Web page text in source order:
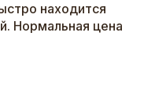
находится
Нормальная цена